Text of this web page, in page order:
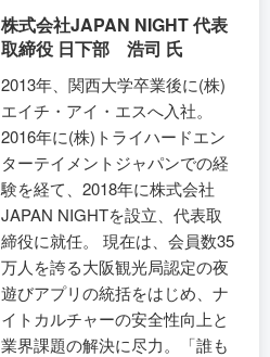
株式会社JAPAN NIGHT 代表
取締役 日下部 浩司 氏
2013年、関西大学卒業後に(株)
エイチ・アイ・エスへ入社。
2016年に(株)トライハードエン
ターテイメントジャパンでの経
験を経て、2018年に株式会社
JAPAN NIGHTを設立、代表取
締役に就任。 現在は、会員数35
万人を誇る大阪観光局認定の夜
遊びアプリの統括をはじめ、ナ
イトカルチャーの安全性向上と
業界課題の解決に尽力。「誰も